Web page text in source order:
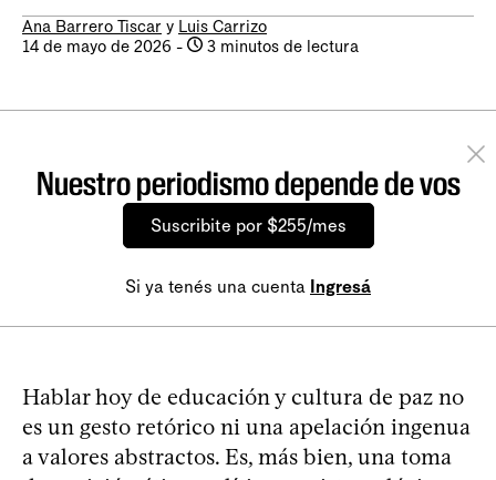
Ana Barrero Tiscar y Luis Carrizo
14 de mayo de 2026 - 3 minutos de lectura
Nuestro periodismo depende de vos
Suscribite por $255/mes
Si ya tenés una cuenta Ingresá
Hablar hoy de educación y cultura de paz no
es un gesto retórico ni una apelación ingenua
a valores abstractos. Es, más bien, una toma